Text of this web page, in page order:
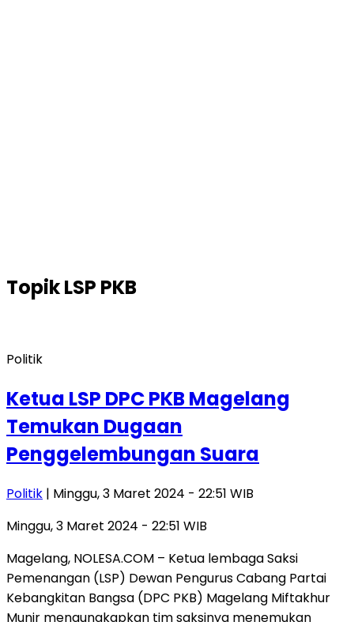
TopikLSP PKB
Politik
Ketua LSP DPC PKB Magelang
Temukan Dugaan
Penggelembungan Suara
Politik | Minggu, 3 Maret 2024 - 22:51 WIB
Minggu, 3 Maret 2024 - 22:51 WIB
Magelang, NOLESA.COM – Ketua lembaga Saksi
Pemenangan (LSP) Dewan Pengurus Cabang Partai
Kebangkitan Bangsa (DPC PKB) Magelang Miftakhur
Munir mengungkapkan tim saksinya menemukan